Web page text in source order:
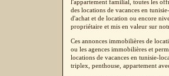
l'appartement familial, toutes les
des locations de vacances en
d'achat et de location ou encore
propriétaire et mis en valeur sur
Ces annonces immobilières de
ou les agences immobilières et
locations de vacances en tunisie-
triplex, penthouse, appartement